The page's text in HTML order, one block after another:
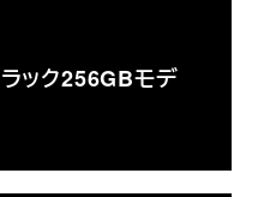
ック256GBモデ